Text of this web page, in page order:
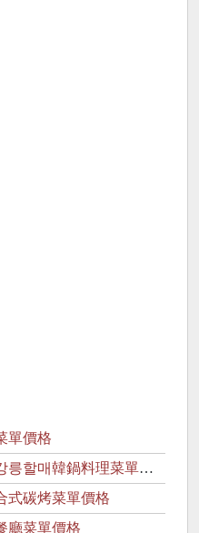
單價格
할매韓鍋料理菜單價格
式碳烤菜單價格
廳菜單價格